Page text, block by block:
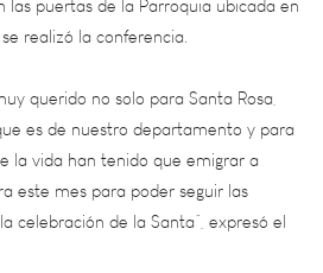
no solo para Santa Rosa,
de nuestro departamento y para
vida han tenido que emigrar a
mes para poder seguir las
de la Santa”, expresó el